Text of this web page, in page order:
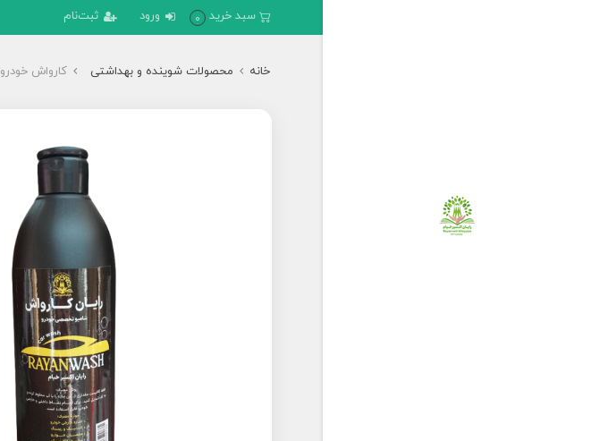
سبد خرید 0 ورود ثبت‌نام
خانه محصولات شوینده و بهداشتی کارواش خودرو